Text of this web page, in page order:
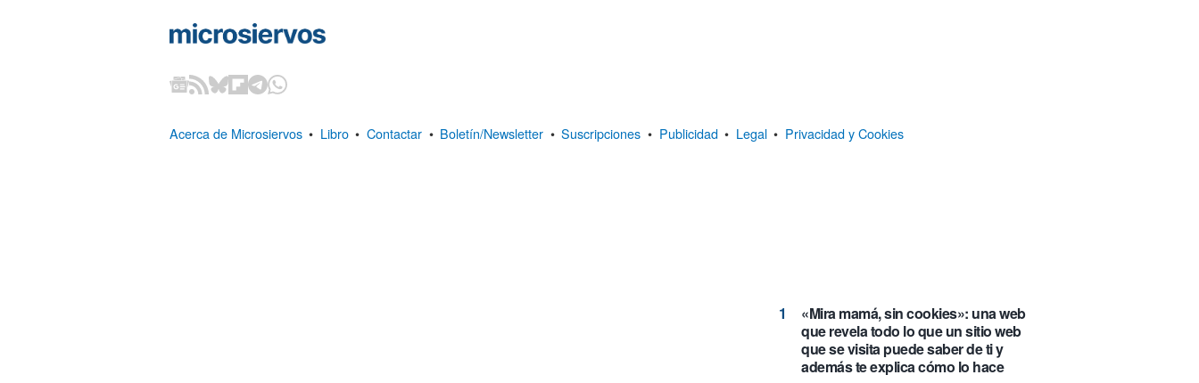
«Mira mamá, sin cookies»: una web
que revela todo lo que un sitio web
que se visita puede saber de ti y
además te explica cómo lo hace
Acerca de Microsiervos • Libro • Contactar • Boletín/Newsletter • Suscripciones • Publicidad • Legal • Privacidad y Cookies